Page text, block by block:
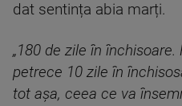
dat sentința abia marți.
„180 de zile în
petrece 10 zile în
tot așa, ceea ce va